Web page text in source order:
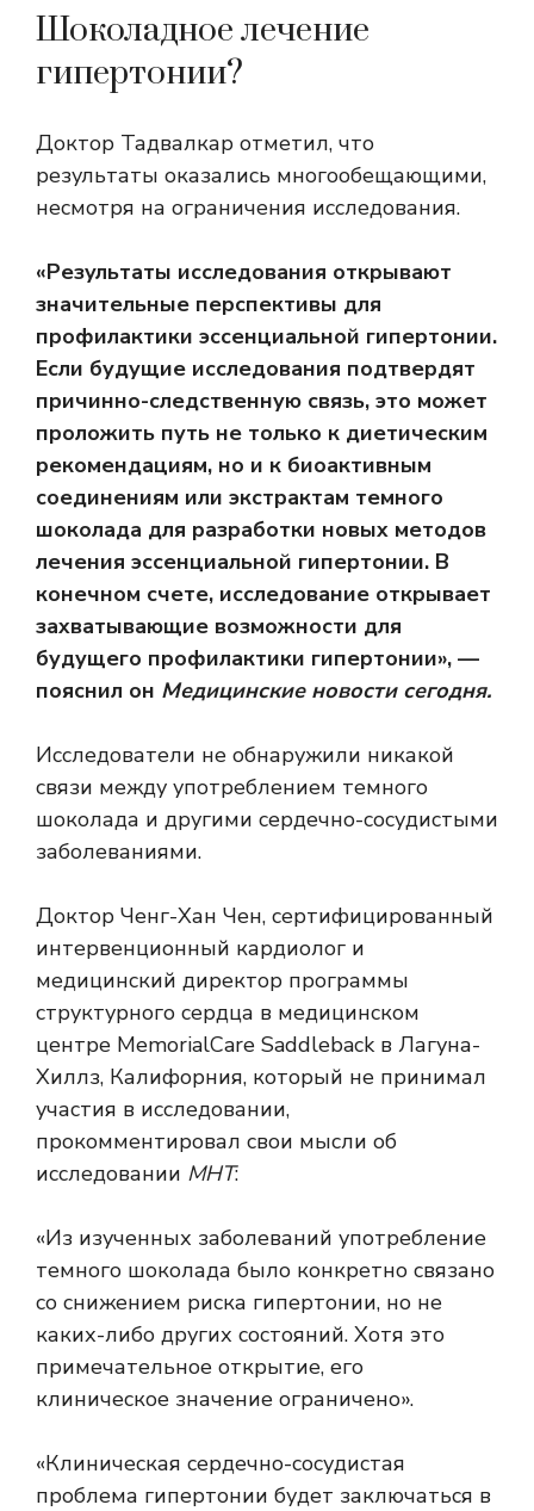
Шоколадное лечение
гипертонии?
Доктор Тадвалкар отметил, что
результаты оказались многообещающими,
несмотря на ограничения исследования.
«Результаты исследования открывают
значительные перспективы для
профилактики эссенциальной гипертонии.
Если будущие исследования подтвердят
причинно-следственную связь, это может
проложить путь не только к диетическим
рекомендациям, но и к биоактивным
соединениям или экстрактам темного
шоколада для разработки новых методов
лечения эссенциальной гипертонии. В
конечном счете, исследование открывает
захватывающие возможности для
будущего профилактики гипертонии», —
пояснил он Медицинские новости сегодня.
Исследователи не обнаружили никакой
связи между употреблением темного
шоколада и другими сердечно-сосудистыми
заболеваниями.
Доктор Ченг-Хан Чен, сертифицированный
интервенционный кардиолог и
медицинский директор программы
структурного сердца в медицинском
центре MemorialCare Saddleback в Лагуна-
Хиллз, Калифорния, который не принимал
участия в исследовании,
прокомментировал свои мысли об
исследовании МНТ:
«Из изученных заболеваний употребление
темного шоколада было конкретно связано
со снижением риска гипертонии, но не
каких-либо других состояний. Хотя это
примечательное открытие, его
клиническое значение ограничено».
«Клиническая сердечно-сосудистая
проблема гипертонии будет заключаться в